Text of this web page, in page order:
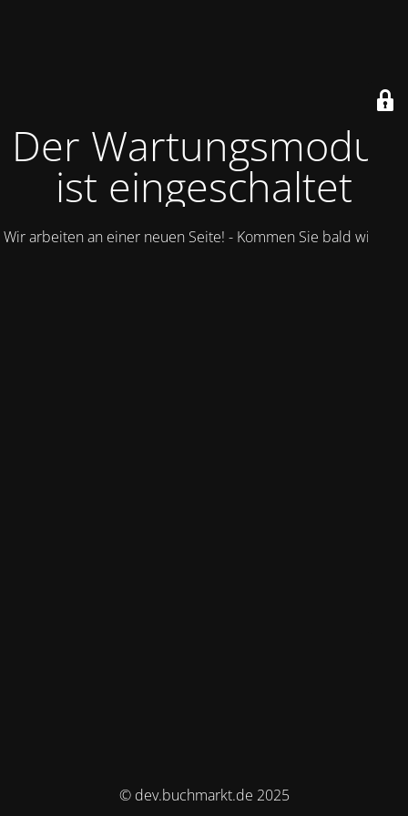
Der Wartungsmodus
ist eingeschaltet
Wir arbeiten an einer neuen Seite! - Kommen Sie bald wieder.
© dev.buchmarkt.de 2025